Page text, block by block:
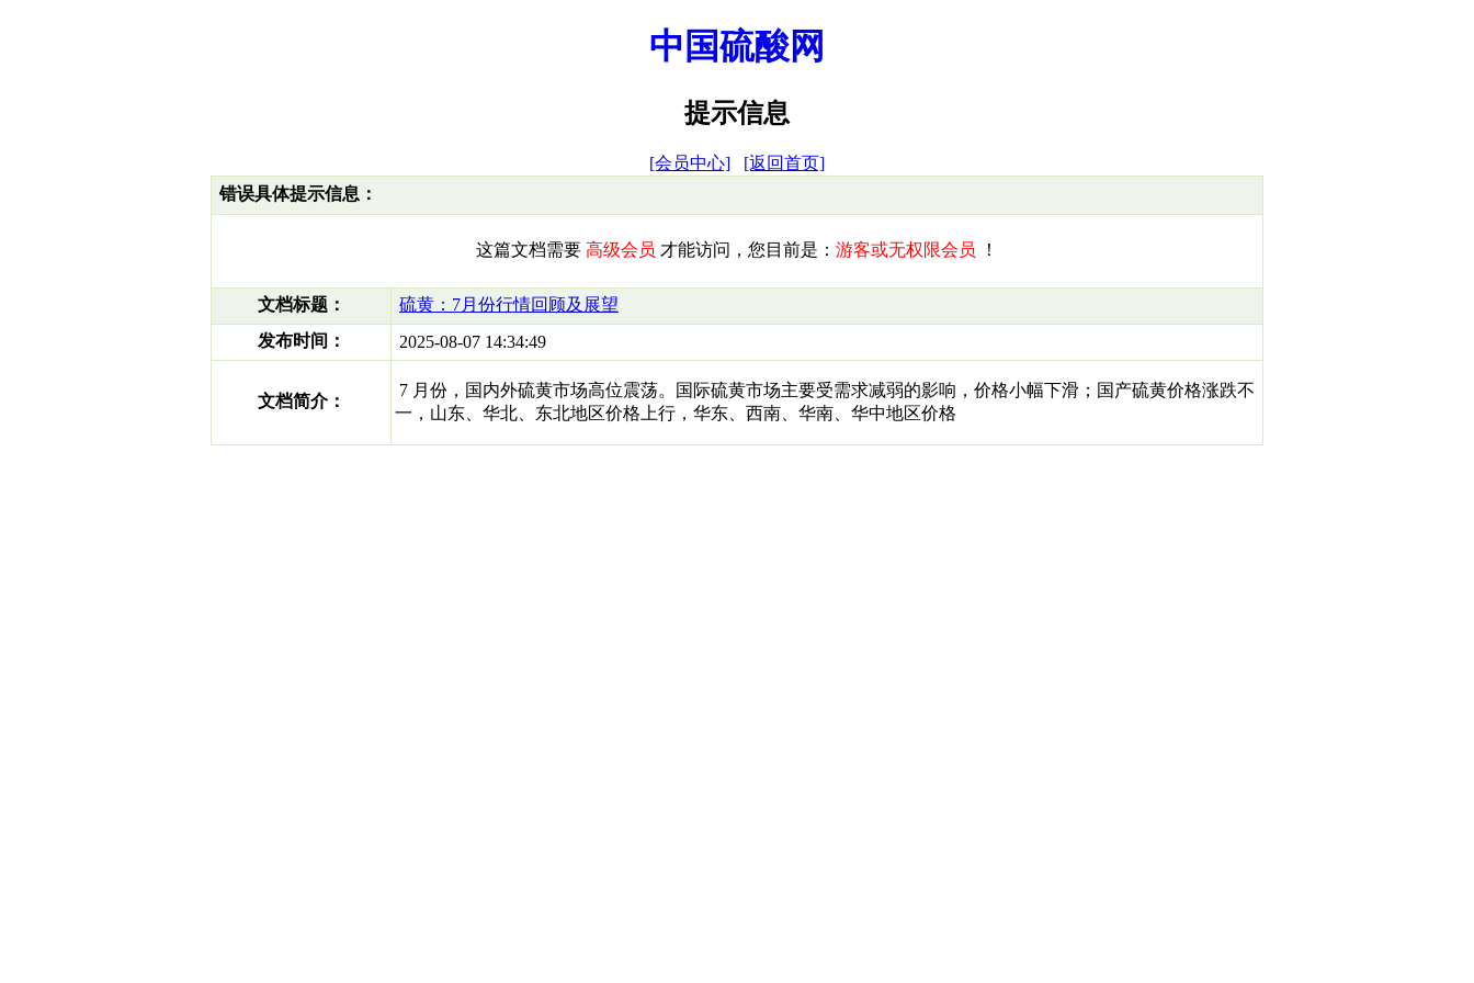
中国硫酸网
提示信息
[会员中心]
[返回首页]
错误具体提示信息：
这篇文档需要 高级会员 才能访问，您目前是： 游客或无权限会员 ！
文档标题：
硫黄：7月份行情回顾及展望
发布时间：
2025-08-07 14:34:49
文档简介：
7 月份，国内外硫黄市场高位震荡。国际硫黄市场主要受需求减弱的影响，价格小幅下滑；国产硫黄价格涨跌不
一，山东、华北、东北地区价格上行，华东、西南、华南、华中地区价格